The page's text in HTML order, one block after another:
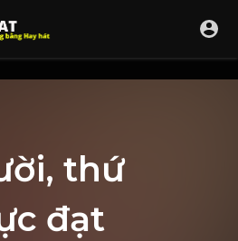
thứ
đạt